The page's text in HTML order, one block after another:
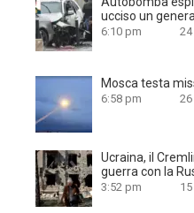
ucciso un
6:10 pm
Mosca testa
6:58 pm
Ucraina, il
guerra con la
3:52 pm